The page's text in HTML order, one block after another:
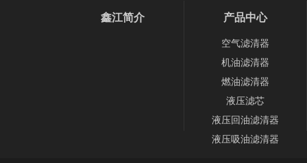
鑫江简介 产品中心
空气滤清器
机油滤清器
燃油滤清器
液压滤芯
液压回油滤清器
液压吸油滤清器